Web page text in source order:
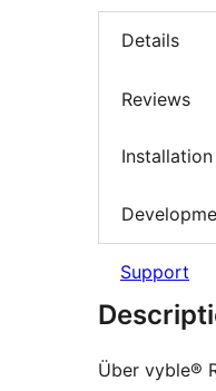
Details
Reviews
Installation
Support
Über vyble®